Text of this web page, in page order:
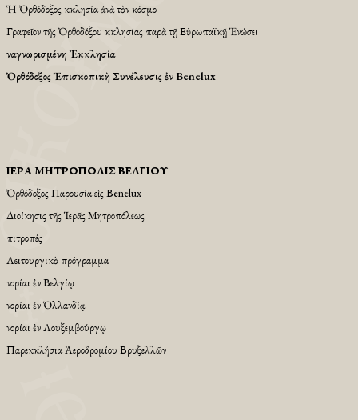
Ἡ Ὀρθόδοξος Ἐκκλησία ἀνὰ τὸν κόσμο
Γραφεῖον τῆς Ὀρθοδόξου Ἐκκλησίας παρὰ τῇ Εὐρωπαϊκῇ Ἑνώσει
Ἀναγνωρισμένη Ἐκκλησία
Ὀρθόδοξος Ἐπισκοπικὴ Συνέλευσις ἐν Benelux
ἹΕΡΆ ΜΗΤΡΌΠΟΛΙΣ ΒΕΛΓΊΟΥ
Ὀρθόδοξος Παρουσία εἱς Βenelux
Διοίκησις τῆς Ἱερᾶς Μητροπόλεως
Ἐπιτροπές
Λειτουργικὸ πρόγραμμα
Ἐνορίαι ἐν Βελγίῳ
Ἐνορίαι ἐν Ὁλλανδίᾳ
Ἐνορίαι ἐν Λουξεμβούργῳ
Παρεκκλήσια Ἀεροδρομίου Βρυξελλῶν